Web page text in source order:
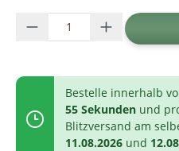
Produkt Anzahl:
Bestelle innerhalb
55 Sekunden und
Blitzversand am
11.08.2026 und